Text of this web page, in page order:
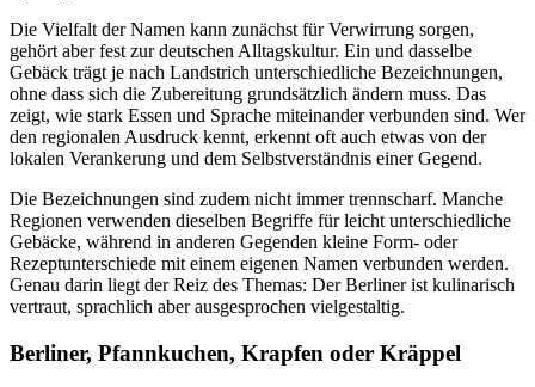
Die Vielfalt der Namen kann zunächst für Verwirrung sorgen,
gehört aber fest zur deutschen Alltagskultur. Ein und dasselbe
Gebäck trägt je nach Landstrich unterschiedliche Bezeichnungen,
ohne dass sich die Zubereitung grundsätzlich ändern muss. Das
zeigt, wie stark Essen und Sprache miteinander verbunden sind. Wer
den regionalen Ausdruck kennt, erkennt oft auch etwas von der
lokalen Verankerung und dem Selbstverständnis einer Gegend.
Die Bezeichnungen sind zudem nicht immer trennscharf. Manche
Regionen verwenden dieselben Begriffe für leicht unterschiedliche
Gebäcke, während in anderen Gegenden kleine Form- oder
Rezeptunterschiede mit einem eigenen Namen verbunden werden.
Genau darin liegt der Reiz des Themas: Der Berliner ist kulinarisch
vertraut, sprachlich aber ausgesprochen vielgestaltig.
Berliner, Pfannkuchen, Krapfen oder Kräppel